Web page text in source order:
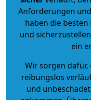
Anforderungen
haben die
und
ein
Wir sorgen dafür,
reibungslos
und